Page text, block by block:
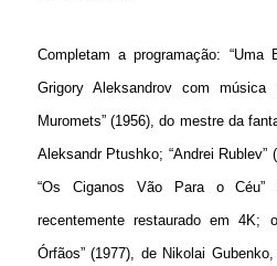
Completam a programação: “Uma
Grigory Aleksandrov com
Muromets” (1956), do mestre da
Aleksandr Ptushko; “Andrei Rublev”
“Os Ciganos Vão Para o Céu”
recentemente restaurado em 4K;
Órfãos” (1977), de Nikolai